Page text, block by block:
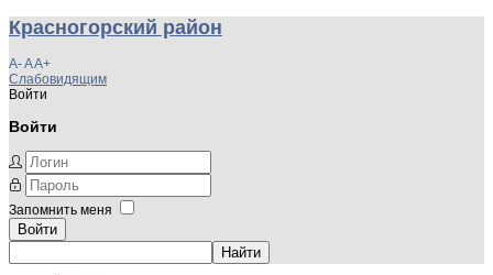
Красногорский район
A-AA+
Слабовидящим
Войти
Войти
Запомнить меня
Войти